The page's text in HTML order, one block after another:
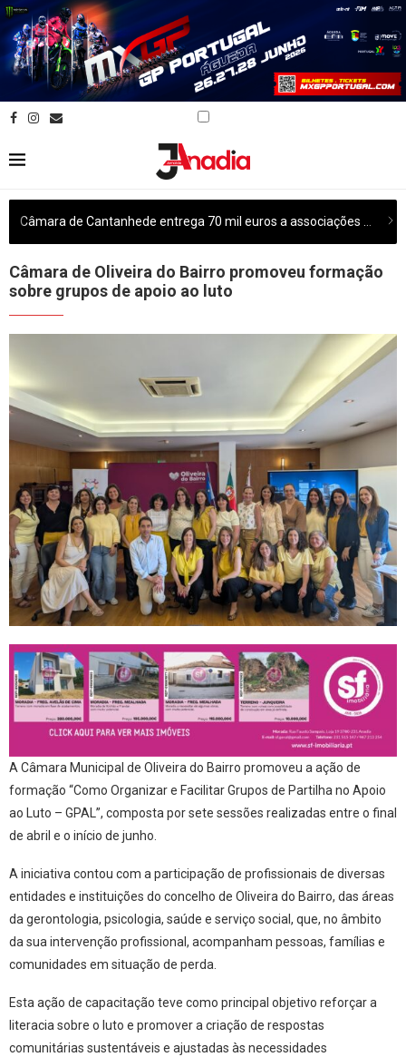
Câmara de Oliveira do Bairro promoveu formação
sobre grupos de apoio ao luto
A Câmara Municipal de Oliveira do Bairro promoveu a ação de
formação “Como Organizar e Facilitar Grupos de Partilha no Apoio
ao Luto – GPAL”, composta por sete sessões realizadas entre o final
de abril e o início de junho.
A iniciativa contou com a participação de profissionais de diversas
entidades e instituições do concelho de Oliveira do Bairro, das áreas
da gerontologia, psicologia, saúde e serviço social, que, no âmbito
da sua intervenção profissional, acompanham pessoas, famílias e
comunidades em situação de perda.
Esta ação de capacitação teve como principal objetivo reforçar a
literacia sobre o luto e promover a criação de respostas
comunitárias sustentáveis e ajustadas às necessidades